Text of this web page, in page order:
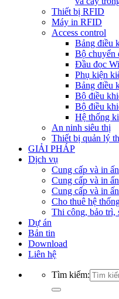
Thiết bị RFID
Máy in RFID
Access control
Bảng điều
Bộ chuyển
Đầu đọc
Phụ kiện
Bảng điều
Bộ điều
Bộ điều
Hệ thống
An ninh siêu thị
Thiết bị quản lý
GIẢI PHÁP
Dịch vụ
Cung cấp và in
Cung cấp và in
Cung cấp và in
Cho thuê hệ
Thi công, bảo trì,
Dự án
Bản tin
Download
Liên hệ
Tìm kiếm: